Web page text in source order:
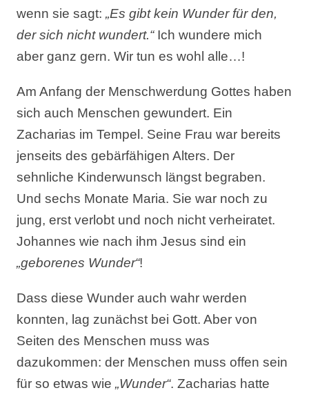
wenn sie sagt:„Es gibt kein Wunder für den,
der sich nicht wundert.“Ich wundere mich
aber ganz gern. Wir tun es wohl alle…!
Am Anfang der Menschwerdung Gottes haben
sich auch Menschen gewundert. Ein
Zacharias im Tempel. Seine Frau war bereits
jenseits des gebärfähigen Alters. Der
sehnliche Kinderwunsch längst begraben.
Und sechs Monate Maria. Sie war noch zu
jung, erst verlobt und noch nicht verheiratet.
Johannes wie nach ihm Jesus sind ein
„geborenes Wunder“!
Dass diese Wunder auch wahr werden
konnten, lag zunächst bei Gott. Aber von
Seiten des Menschen muss was
dazukommen: der Menschen muss offen sein
für so etwas wie„Wunder“. Zacharias hatte